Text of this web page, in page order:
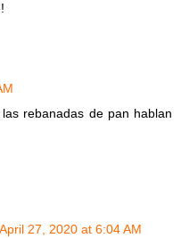
rebanadas de pan hablan
April 27, 2020 at 6:04 AM